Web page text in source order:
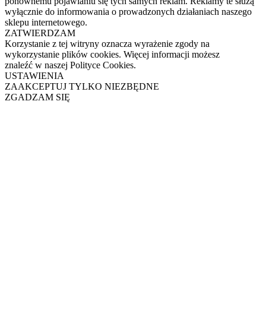
wyłącznie do informowania o prowadzonych działaniach naszego
sklepu internetowego.
ZATWIERDZAM
Korzystanie z tej witryny oznacza wyrażenie zgody na
wykorzystanie plików cookies. Więcej informacji możesz
znaleźć w naszej Polityce Cookies.
USTAWIENIA
ZAAKCEPTUJ TYLKO NIEZBĘDNE
ZGADZAM SIĘ